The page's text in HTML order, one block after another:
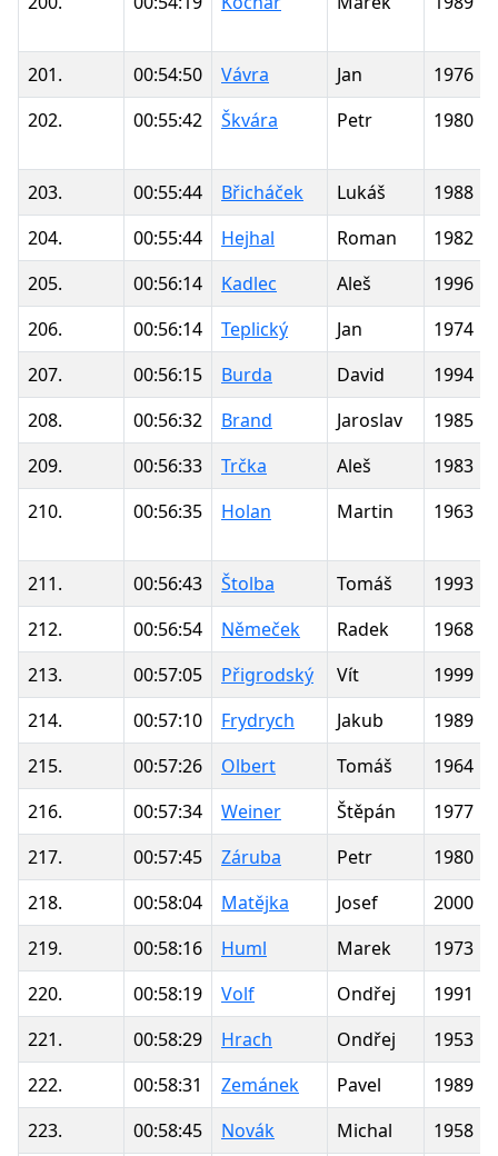
201. 00:54:50 Vávra Jan
1976
202.
00:55:42 Škvára Petr 1980
203. 00:55:44 Břicháček Lukáš
1988
204.
00:55:44 Hejhal Roman
1982
205.
00:56:14 Kadlec Aleš
1996
206.
00:56:14 Teplický Jan
1974
207.
00:56:15 Burda David
1994
208.
00:56:32 Brand Jaroslav
1985
209.
00:56:33 Trčka Aleš
1983
210.
00:56:35 Holan Martin 1963
211. 00:56:43 Štolba Tomáš
1993
212.
00:56:54 Němeček Radek
1968
213.
00:57:05 Přigrodský Vít
1999
214.
00:57:10 Frydrych Jakub
1989
215.
00:57:26 Olbert Tomáš
1964
216.
00:57:34 Weiner Štěpán
1977
217.
00:57:45 Záruba Petr
1980
218.
00:58:04 Matějka Josef
2000
219.
00:58:16 Huml Marek
1973
220.
00:58:19 Volf Ondřej
1991
221.
00:58:29 Hrach Ondřej
1953
222.
00:58:31 Zemánek Pavel
1989
223.
00:58:45 Novák Michal
1958